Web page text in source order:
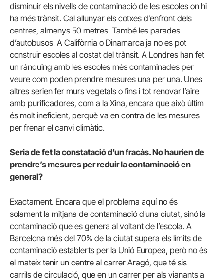
disminuir els nivells de contaminació de les escoles on hi
ha més trànsit. Cal allunyar els cotxes d’enfront dels
centres, almenys 50 metres. També les parades
d’autobusos. A Califòrnia o Dinamarca ja no es pot
construir escoles al costat del trànsit. A Londres han fet
un rànquing amb les escoles més contaminades per
veure com poden prendre mesures una per una. Unes
altres serien fer murs vegetals o fins i tot renovar l’aire
amb purificadores, com a la Xina, encara que això últim
és molt ineficient, perquè va en contra de les mesures
per frenar el canvi climàtic.
Seria de fet la constatació d’un fracàs. No haurien de
prendre’s mesures per reduir la contaminació en
general?
Exactament. Encara que el problema aquí no és
solament la mitjana de contaminació d’una ciutat, sinó la
contaminació que es genera al voltant de l’escola. A
Barcelona més del 70% de la ciutat supera els límits de
contaminació establerts per la Unió Europea, però no és
el mateix tenir un centre al carrer Aragó, que té sis
carrils de circulació, que en un carrer per als vianants a